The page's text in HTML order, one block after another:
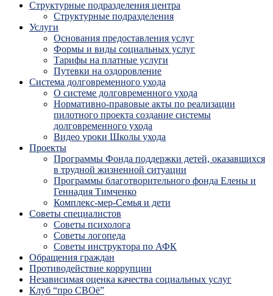
Структурные подразделения центра
Структурные подразделения
Услуги
Основания предоставления услуг
Формы и виды социальных услуг
Тарифы на платные услуги
Путевки на оздоровление
Система долговременного ухода
О системе долговременного ухода
Нормативно-правовые акты по реализации
пилотного проекта создание системы
долговременного ухода
Видео уроки Школы ухода
Проекты
Программы Фонда поддержки детей, оказавшихся
в трудной жизненной ситуации
Программы благотворительного фонда Елены и
Геннадия Тимченко
Комплекс-мер-Семья и дети
Советы специалистов
Советы психолога
Советы логопеда
Советы инструктора по АФК
Обращения граждан
Противодействие коррупции
Независимая оценка качества социальных услуг
Клуб “про СВОё”